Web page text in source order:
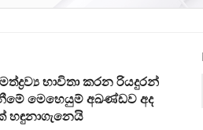
භාවිතා කරන රියදුරන්
මෙහෙයුම් අඛණ්ඩව අද
හඳුනාගැනෙයි